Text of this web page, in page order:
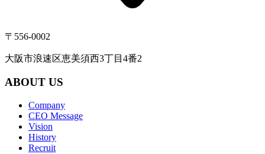
〒556-0002
大阪市浪速区恵美須西3丁目4番2
ABOUT US
Company
CEO Message
Vision
History
Recruit